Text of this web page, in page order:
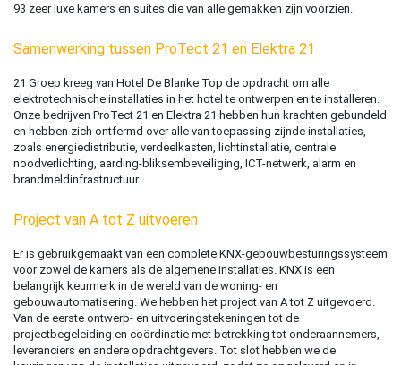
93 zeer luxe kamers en suites die van alle gemakken zijn voorzien.
Samenwerking tussen ProTect 21 en Elektra 21
21 Groep kreeg van Hotel De Blanke Top de opdracht om alle
elektrotechnische installaties in het hotel te ontwerpen en te installeren.
Onze bedrijven ProTect 21 en Elektra 21 hebben hun krachten gebundeld
en hebben zich ontfermd over alle van toepassing zijnde installaties,
zoals energiedistributie, verdeelkasten, lichtinstallatie, centrale
noodverlichting, aarding-bliksembeveiliging, ICT-netwerk, alarm en
brandmeldinfrastructuur.
Project van A tot Z uitvoeren
Er is gebruikgemaakt van een complete KNX-gebouwbesturingssysteem
voor zowel de kamers als de algemene installaties. KNX is een
belangrijk keurmerk in de wereld van de woning- en
gebouwautomatisering. We hebben het project van A tot Z uitgevoerd.
Van de eerste ontwerp- en uitvoeringstekeningen tot de
projectbegeleiding en coördinatie met betrekking tot onderaannemers,
leveranciers en andere opdrachtgevers. Tot slot hebben we de